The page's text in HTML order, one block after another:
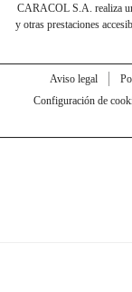
CARACOL S.A. realiza
y otras prestaciones
Aviso legal
Configuración de